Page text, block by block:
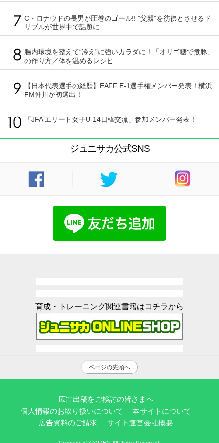
C・ロナウドの長男が圧巻のゴール!! ”父親”を彷彿とさせるド
リブルが世界中で話題に
腸内環境を整えて“冷え”に強いカラダに！「オリゴ糖で煮豚」
の作り方／体を温めるレシピ
【日本代表選手の経歴】EAFF E-1選手権メンバー発表！横浜
FM仲川が初選出！
「JFA エリート女子U-14日韓交流」参加メンバー発表！
ジュニサカ公式SNS
育成・トレーニング関連書籍はコチラから
ページの先頭へ
広告出稿をご検討の皆さまへ
個人情報のお取り扱いについて
本サイトについて
広告資料のご請求
サイト運営会社概要